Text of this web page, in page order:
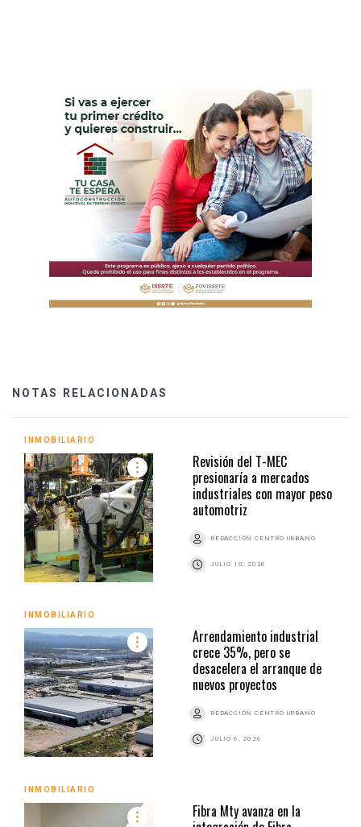
NOTAS RELACIONADAS
INMOBILIARIO
Revisión del T-MEC
presionaría a mercados
industriales con mayor peso
automotriz
REDACCIÓN CENTRO URBANO
JULIO 10, 2026
INMOBILIARIO
Arrendamiento industrial
crece 35%, pero se
desacelera el arranque de
nuevos proyectos
REDACCIÓN CENTRO URBANO
JULIO 6, 2026
INMOBILIARIO
Fibra Mty avanza en la